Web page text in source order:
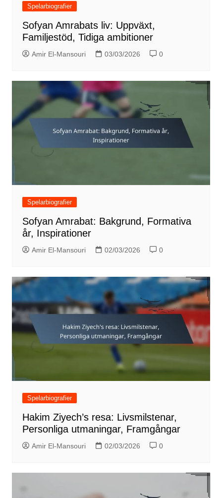
Spelarbiografier
Sofyan Amrabats liv: Uppväxt,
Familjestöd, Tidiga ambitioner
Amir El-Mansouri 03/03/2026 0
Spelarbiografier
Sofyan Amrabat: Bakgrund, Formativa
år, Inspirationer
Amir El-Mansouri 02/03/2026 0
Spelarbiografier
Hakim Ziyech’s resa: Livsmilstenar,
Personliga utmaningar, Framgångar
Amir El-Mansouri 02/03/2026 0